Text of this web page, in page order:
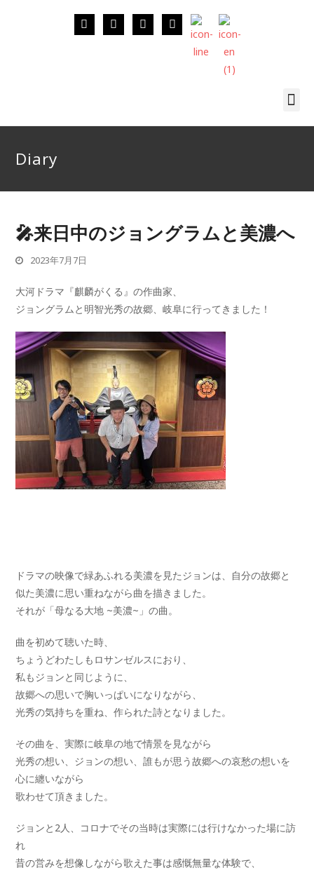
Diary
🎤来日中のジョングラムと美濃へ
2023年7月7日
大河ドラマ『麒麟がくる』の作曲家、
ジョングラムと明智光秀の故郷、岐阜に行ってきました！
ドラマの映像で緑あふれる美濃を見たジョンは、自分の故郷と
似た美濃に思い重ねながら曲を描きました。
それが「母なる大地 ~美濃~」の曲。
曲を初めて聴いた時、
ちょうどわたしもロサンゼルスにおり、
私もジョンと同じように、
故郷への思いで胸いっぱいになりながら、
光秀の気持ちを重ね、作られた詩となりました。
その曲を、実際に岐阜の地で情景を見ながら
光秀の想い、ジョンの想い、誰もが思う故郷への哀愁の想いを
心に纏いながら
歌わせて頂きました。
ジョンと2人、コロナでその当時は実際には行けなかった場に訪
れ
昔の営みを想像しながら歌えた事は感慨無量な体験で、